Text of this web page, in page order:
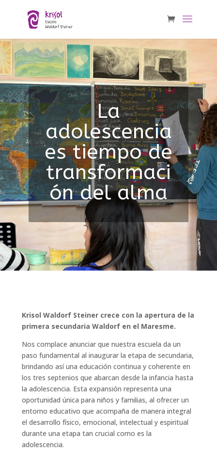
La
adolescencia
es tiempo de
transformaci
ón del alma
Krisol Waldorf Steiner crece con la apertura de la
primera secundaria Waldorf en el Maresme.
Nos complace anunciar que nuestra escuela da un
paso fundamental al inaugurar la etapa de secundaria,
brindando así una educación continua y coherente en
los tres septenios que abarcan desde la infancia hasta
la adolescencia. Esta expansión representa una
oportunidad única para niños y familias, al ofrecer un
entorno educativo que acompaña de manera integral
el desarrollo físico, emocional, intelectual y espiritual
durante una etapa tan crucial como es la
adolescencia.